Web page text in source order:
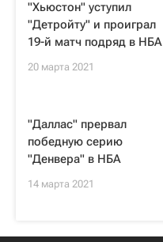
"Хьюстон" уступил
"Детройту" и проиграл
19-й матч подряд в НБА
20 марта 2021
"Даллас" прервал
победную серию
"Денвера" в НБА
14 марта 2021